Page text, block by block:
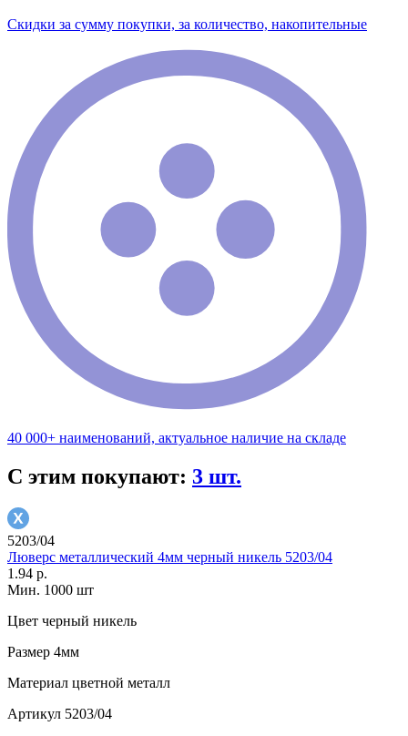
Скидки за сумму покупки, за количество, накопительные
40 000+ наименований, актуальное наличие на складе
С этим покупают: 3 шт.
5203/04
Люверс металлический 4мм черный никель 5203/04
1.94 р.
Мин. 1000 шт
Цвет черный никель
Размер 4мм
Материал цветной металл
Артикул 5203/04